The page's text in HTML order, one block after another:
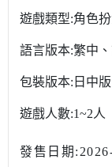
遊戲類型:角色
語言版本:繁中
包裝版本:日中版
遊戲人數:1~2人
發售日期